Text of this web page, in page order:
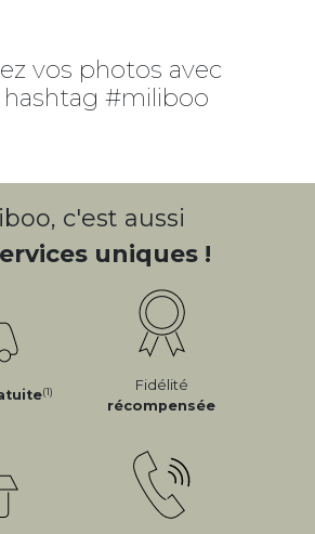
vos photos avec
#miliboo
c'est aussi
uniques !
(1)
Fidélité
récompensée